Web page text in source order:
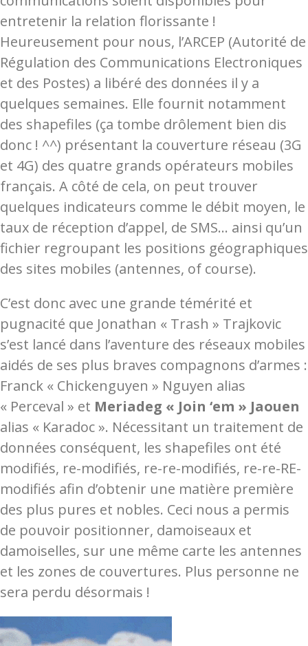
entretenir la relation florissante !
Heureusement pour nous, l’ARCEP (Autorité de
Régulation des Communications Electroniques
et des Postes) a libéré des données il y a
quelques semaines. Elle fournit notamment
des shapefiles (ça tombe drôlement bien dis
donc ! ^^) présentant la couverture réseau (3G
et 4G) des quatre grands opérateurs mobiles
français. A côté de cela, on peut trouver
quelques indicateurs comme le débit moyen, le
taux de réception d’appel, de SMS… ainsi qu’un
fichier regroupant les positions géographiques
des sites mobiles (antennes, of course).
C’est donc avec une grande témérité et
pugnacité que Jonathan « Trash » Trajkovic
s’est lancé dans l’aventure des réseaux mobiles
aidés de ses plus braves compagnons d’armes :
Franck « Chickenguyen » Nguyen alias
« Perceval » et Meriadeg « Join ‘em » Jaouen
alias « Karadoc ». Nécessitant un traitement de
données conséquent, les shapefiles ont été
modifiés, re-modifiés, re-re-modifiés, re-re-RE-
modifiés afin d’obtenir une matière première
des plus pures et nobles. Ceci nous a permis
de pouvoir positionner, damoiseaux et
damoiselles, sur une même carte les antennes
et les zones de couvertures. Plus personne ne
sera perdu désormais !